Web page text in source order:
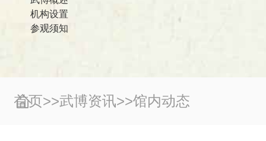
机构设置
参观须知
首页>>武博资讯>>馆内动态